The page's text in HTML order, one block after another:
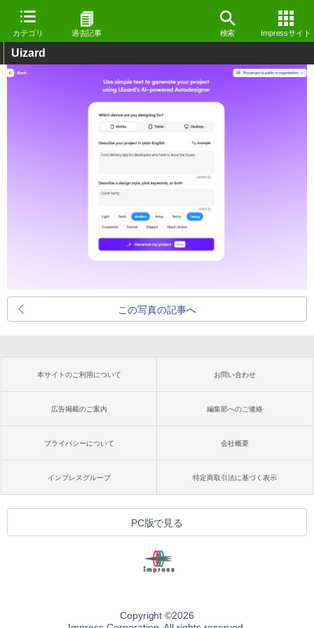
カテゴリ 過去記事 検索 Impressサイト
Uizard
この写真の記事へ
本サイトのご利用について お問い合わせ
広告掲載のご案内 編集部へのご連絡
プライバシーについて 会社概要
インプレスグループ 特定商取引法に基づく表示
PC版で見る
Copyright ©2026